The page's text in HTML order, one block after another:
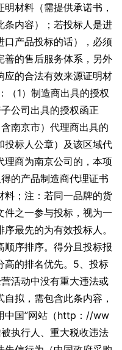
材料（需提供承诺书，
条内容）；若投标人是进
口产品投标的话），必须
善的售后服务体系，另外
应的合法有效来源证明材
（1）制造商出具的授权
公司出具的授权函正
南京市）代理商出具的
投标人公章）及该区域代
理商为南京公司的，本项
的产品制造商代理证书
料；注：若同一品牌的货
件之一参与投标，视为一
最先的为有效投标人。
顺序排序。得分且投标报
高的排名优先。5、投标
活动中没有重大违法或
拟，需包含此条内容，
中国”网站（http：//ww
执行人、重大税收违法